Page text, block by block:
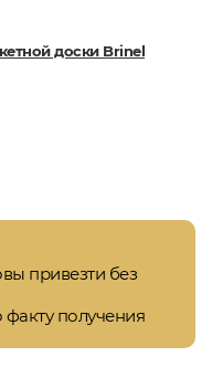
доски Brinel
привезти без
получения